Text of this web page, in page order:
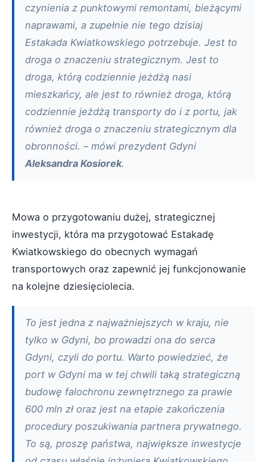
czynienia z punktowymi remontami, bieżącymi
naprawami, a zupełnie nie tego dzisiaj
Estakada Kwiatkowskiego potrzebuje. Jest to
droga o znaczeniu strategicznym. Jest to
droga, którą codziennie jeżdżą nasi
mieszkańcy, ale jest to również droga, którą
codziennie jeżdżą transporty do i z portu, jak
również droga o znaczeniu strategicznym dla
obronności. – mówi prezydent Gdyni
Aleksandra Kosiorek.
Mowa o przygotowaniu dużej, strategicznej
inwestycji, która ma przygotować Estakadę
Kwiatkowskiego do obecnych wymagań
transportowych oraz zapewnić jej funkcjonowanie
na kolejne dziesięciolecia.
To jest jedna z najważniejszych w kraju, nie
tylko w Gdyni, bo prowadzi ona do serca
Gdyni, czyli do portu. Warto powiedzieć, że
port w Gdyni ma w tej chwili taką strategiczną
budowę falochronu zewnętrznego za prawie
600 mln zł oraz jest na etapie zakończenia
procedury poszukiwania partnera prywatnego.
To są, proszę państwa, największe inwestycje